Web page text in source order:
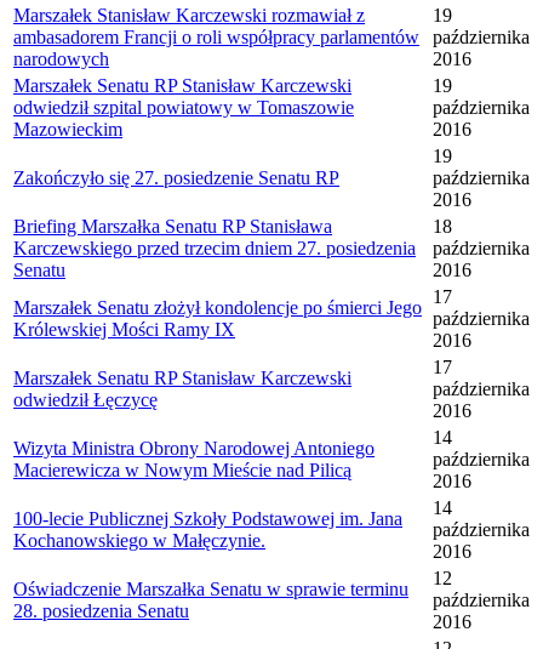
Marszałek Stanisław Karczewski rozmawiał z
ambasadorem Francji o roli współpracy parlamentów
narodowych
19
października
2016
Marszałek Senatu RP Stanisław Karczewski
odwiedził szpital powiatowy w Tomaszowie
Mazowieckim
19
października
2016
Zakończyło się 27. posiedzenie Senatu RP
19
października
2016
Briefing Marszałka Senatu RP Stanisława
Karczewskiego przed trzecim dniem 27. posiedzenia
Senatu
18
października
2016
Marszałek Senatu złożył kondolencje po śmierci Jego
Królewskiej Mości Ramy IX
17
października
2016
Marszałek Senatu RP Stanisław Karczewski
odwiedził Łęczycę
17
października
2016
Wizyta Ministra Obrony Narodowej Antoniego
Macierewicza w Nowym Mieście nad Pilicą
14
października
2016
100-lecie Publicznej Szkoły Podstawowej im. Jana
Kochanowskiego w Małęczynie.
14
października
2016
Oświadczenie Marszałka Senatu w sprawie terminu
28. posiedzenia Senatu
12
października
2016